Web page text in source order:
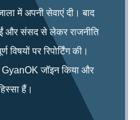
में अपनी सेवाएं दी। बाद
और संसद से लेकर राजनीति
पर रिपोर्टिंग की।
GyanOK जॉइन किया और
हैं।